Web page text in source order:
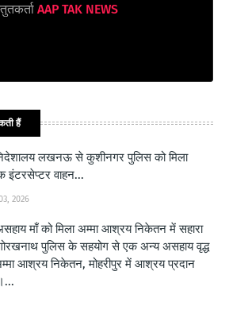
AAP TAK NEWS
हैं
निदेशालय लखनऊ से कुशीनगर पुलिस को मिला
इंटरसेप्टर वाहन...
2026
माँ को मिला अम्मा आश्रय निकेतन में सहारा
पुलिस के सहयोग से एक अन्य असहाय वृद्ध
आश्रय निकेतन, मोहरीपुर में आश्रय प्रदान